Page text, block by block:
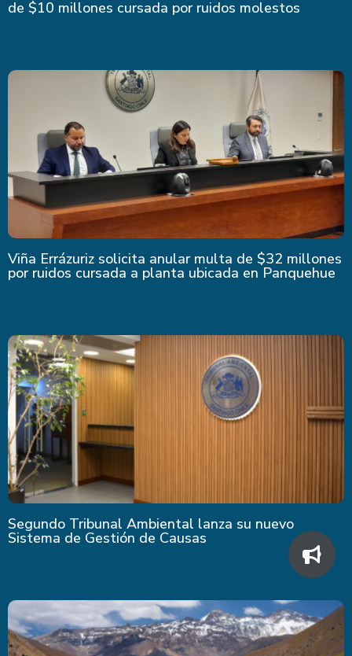
de $10 millones cursada por ruidos molestos
Viña Errázuriz solicita anular multa de $32 millones
por ruidos cursada a planta ubicada en Panquehue
Segundo Tribunal Ambiental lanza su nuevo
Sistema de Gestión de Causas